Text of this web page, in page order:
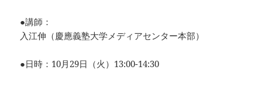
●講師：
入江伸（慶應義塾大学メディアセンター本部）
●日時：10月29日（火）13:00-14:30